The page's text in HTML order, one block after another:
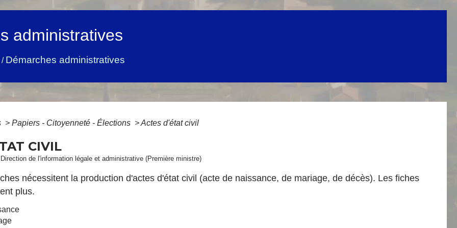
administratives
/ Démarches administratives
> Papiers - Citoyenneté - Élections >Actes d'état civil
CIVIL
de l'information légale et administrative (Première ministre)
nécessitent la production d'actes d'état civil (acte de naissance, de mariage, de décès). Les fiches
plus.